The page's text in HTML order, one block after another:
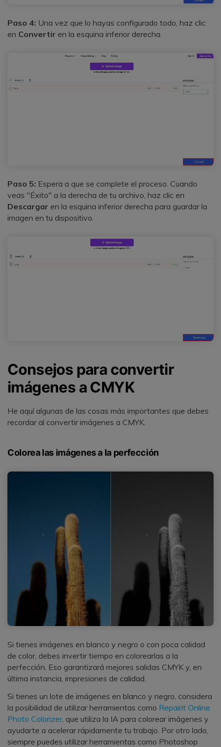
Paso 4: Una vez que lo hayas configurado todo, haz clic
en Convertir en la esquina inferior derecha.
Paso 5: Espera a que se complete el proceso. Cuando
veas "Éxito" a la derecha de tu archivo, haz clic en
Descargar en la esquina inferior derecha para guardar la
imagen en tu dispositivo.
Consejos para convertir
imágenes a CMYK
He aquí algunas de las cosas más importantes que debes
recordar al convertir imágenes a CMYK.
Colorea las imágenes a la perfección
Si tienes imágenes en blanco y negro o con poca calidad
de color, debes invertir tiempo en colorearlas a la
perfección. Eso garantizará mejores salidas CMYK y, en
última instancia, impresiones de calidad.
Si tienes un lote de imágenes en blanco y negro, considera
la posibilidad de utilizar herramientas como Repairit Online
Photo Colorizer, que utiliza la IA para colorear imágenes y
ayudarte a acelerar rápidamente tu trabajo. Por otro lado,
siempre puedes utilizar herramientas como Photoshop